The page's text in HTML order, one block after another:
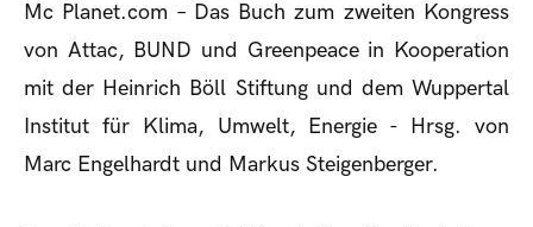
Mc Planet.com – Das Buch zum zweiten Kongress
von Attac, BUND und Greenpeace in Kooperation
mit der Heinrich Böll Stiftung und dem Wuppertal
Institut für Klima, Umwelt, Energie - Hrsg. von
Marc Engelhardt und Markus Steigenberger.